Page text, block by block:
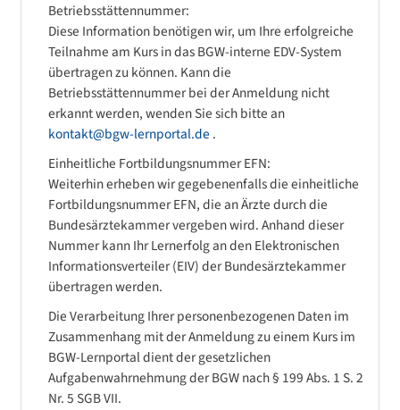
Betriebsstättennummer:
Diese Information benötigen wir, um Ihre erfolgreiche
Teilnahme am Kurs in das BGW-interne EDV-System
übertragen zu können. Kann die
Betriebsstättennummer bei der Anmeldung nicht
erkannt werden, wenden Sie sich bitte an
kontakt@bgw-lernportal.de .
Einheitliche Fortbildungsnummer EFN:
Weiterhin erheben wir gegebenenfalls die einheitliche
Fortbildungsnummer EFN, die an Ärzte durch die
Bundesärztekammer vergeben wird. Anhand dieser
Nummer kann Ihr Lernerfolg an den Elektronischen
Informationsverteiler (EIV) der Bundesärztekammer
übertragen werden.
Die Verarbeitung Ihrer personenbezogenen Daten im
Zusammenhang mit der Anmeldung zu einem Kurs im
BGW-Lernportal dient der gesetzlichen
Aufgabenwahrnehmung der BGW nach § 199 Abs. 1 S. 2
Nr. 5 SGB VII.